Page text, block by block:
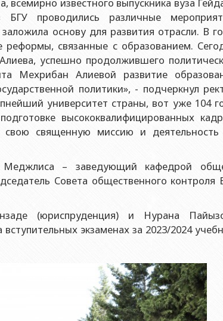
отношений и экономика
информации
права Институт физики Министерства
права Институт математики
права Институт химии Министерства
права Институт молекулярной биологии
всемирно известного выпускника вуза
проводились различные
основу для развития отрасли. В
связанные с образованием.
успешно продолжившего
Мехрибан Алиевой развитие
политики», - подчеркнул
университет страны, вот уже 104
высококвалифицированных
свою священную миссию и
– заведующий кафедрой
Совета общественного контроля
(юриспруденция) и Нурана
экзаменах за 2023/2024